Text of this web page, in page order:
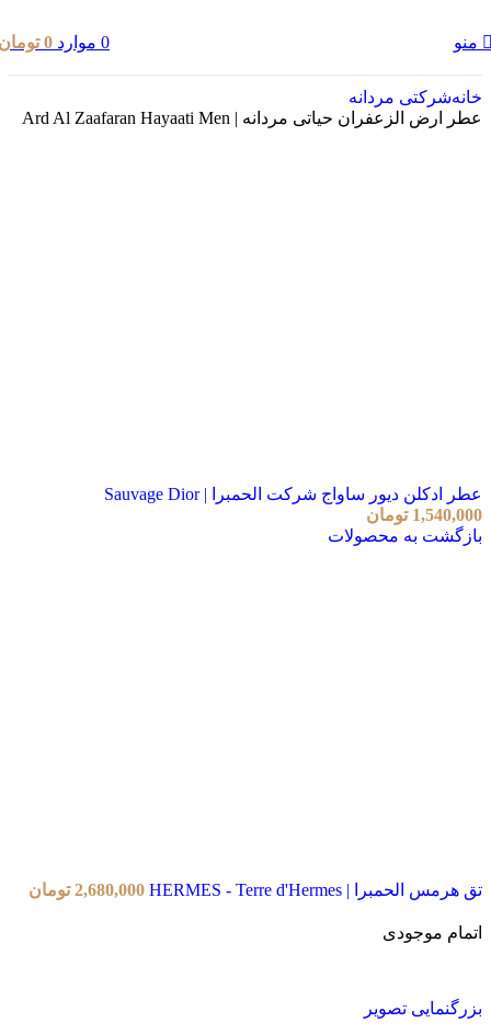
منو 0 موارد 0
خانهشرکتی مردانه
عطر ارض الزعفران حیاتی مردانه | Ard Al Zaafaran Hayaati Men
عطر ادکلن دیور ساواج شرکت الحمبرا | Sauvage Dior
1,540,000 تومان
بازگشت به محصولات
تق هرمس الحمبرا | HERMES - Terre d'Hermes 2,680,000 تومان
اتمام موجودی
بزرگنمایی تصویر